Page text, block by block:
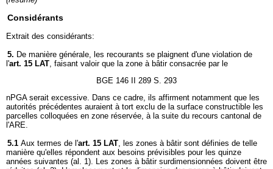
Considérants
Extrait des considérants:
5. De manière générale, les recourants se plaignent d'une violation de
l'art. 15 LAT, faisant valoir que la zone à bâtir consacrée par le
BGE 146 II 289 S. 293
nPGA serait excessive. Dans ce cadre, ils affirment notamment que les
autorités précédentes auraient à tort exclu de la surface constructible les
parcelles colloquées en zone réservée, à la suite du recours cantonal de
l'ARE.
5.1 Aux termes de l'art. 15 LAT, les zones à bâtir sont définies de telle
manière qu'elles répondent aux besoins prévisibles pour les quinze
années suivantes (al. 1). Les zones à bâtir surdimensionnées doivent être